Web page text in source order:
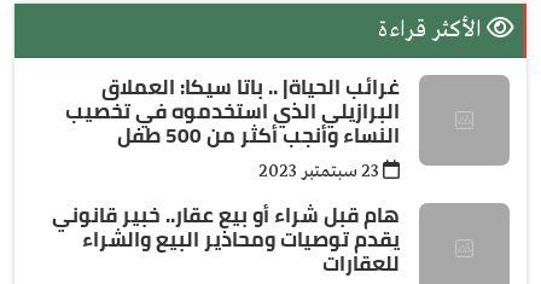
الأكثر قراءة
غرائب الحياة| .. باتا سيكا: العملاق
البرازيلي الذي استخدموه في تخصيب
النساء وأنجب أكثر من 500 طفل
هام قبل شراء أو بيع عقار.. خبير قانوني
يقدم توصيات ومحاذير البيع والشراء
للعقارات